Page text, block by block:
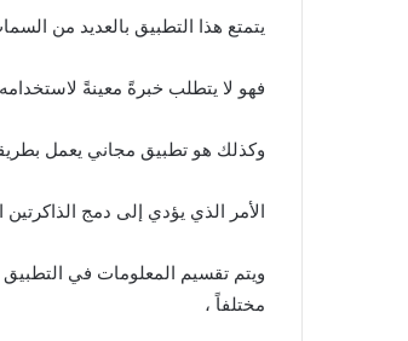
يتمتع هذا التطبيق بالعديد من
فهو لا يتطلب خبرةً معينةً
وكذلك هو تطبيق مجاني يعمل
الأمر الذي يؤدي إلى دمج
مختلفاً ،